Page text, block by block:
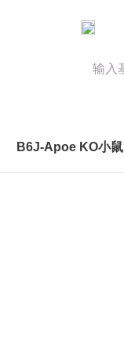
B6J-Apoe KO小鼠